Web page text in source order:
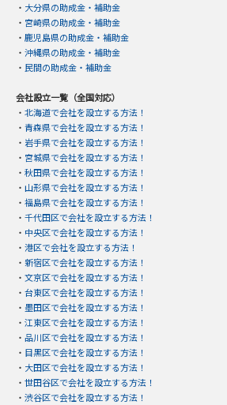
・ 大分県の助成金・補助金
・ 宮崎県の助成金・補助金
・ 鹿児島県の助成金・補助金
・ 沖縄県の助成金・補助金
・ 民間の助成金・補助金
会社設立一覧（全国対応）
・ 北海道で会社を設立する方法！
・ 青森県で会社を設立する方法！
・ 岩手県で会社を設立する方法！
・ 宮城県で会社を設立する方法！
・ 秋田県で会社を設立する方法！
・ 山形県で会社を設立する方法！
・ 福島県で会社を設立する方法！
・ 千代田区で会社を設立する方法！
・ 中央区で会社を設立する方法！
・ 港区で会社を設立する方法！
・ 新宿区で会社を設立する方法！
・ 文京区で会社を設立する方法！
・ 台東区で会社を設立する方法！
・ 墨田区で会社を設立する方法！
・ 江東区で会社を設立する方法！
・ 品川区で会社を設立する方法！
・ 目黒区で会社を設立する方法！
・ 大田区で会社を設立する方法！
・ 世田谷区で会社を設立する方法！
・ 渋谷区で会社を設立する方法！